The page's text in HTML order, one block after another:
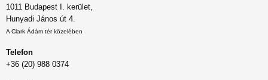
1011 Budapest I. kerület,
Hunyadi János út 4.
A Clark Ádám tér közelében
Telefon
+36 (20) 988 0374